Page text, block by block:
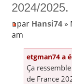
2024/2025.
par Hansi74»
am
etgman74 a
Ça
de France